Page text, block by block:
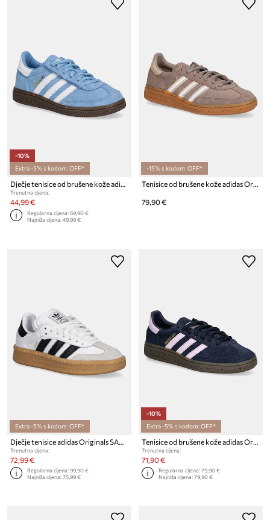
-10%
Extra -5% s kodom: OFF*
Dječje tenisice od brušene kože adidas Originals HANDBALL SPEZIAL
Trenutna cijena:
44,99 €
Regularna cijena:69,90 €
Najniža cijena:49,99 €
-15% s kodom: OFF*
Tenisice od brušene kože adidas Originals HANDBALL SPEZIAL
79,90 €
Extra -5% s kodom: OFF*
Trenutna cijena:
72,99 €
Regularna cijena:99,90 €
Najniža cijena:75,99 €
-10%
Extra -5% s kodom: OFF*
Trenutna cijena:
71,90 €
Regularna cijena:79,90 €
Najniža cijena:79,90 €